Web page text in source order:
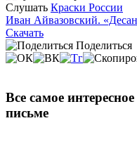
Слушать Краски России
Иван Айвазовский.
Скачать
Поделиться
Все самое
письме